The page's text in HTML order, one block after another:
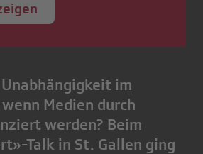
im
Medien durch
werden? Beim
Talk in St. Gallen ging